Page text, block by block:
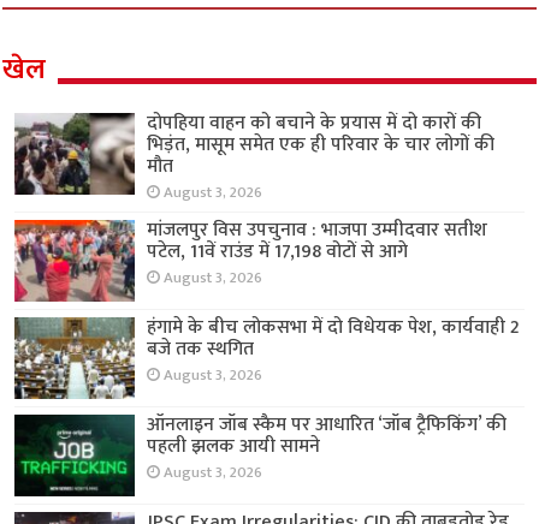
खेल
दोपहिया वाहन को बचाने के प्रयास में दो कारों की
भिड़ंत, मासूम समेत एक ही परिवार के चार लोगों की
मौत
August 3, 2026
मांजलपुर विस उपचुनाव : भाजपा उम्मीदवार सतीश
पटेल, 11वें राउंड में 17,198 वोटों से आगे
August 3, 2026
हंगामे के बीच लोकसभा में दो विधेयक पेश, कार्यवाही 2
बजे तक स्थगित
August 3, 2026
ऑनलाइन जॉब स्कैम पर आधारित ‘जॉब ट्रैफिकिंग’ की
पहली झलक आयी सामने
August 3, 2026